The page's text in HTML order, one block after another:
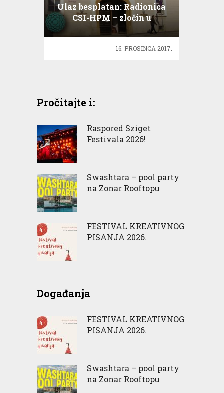
Ulaz besplatan: Radionica
CSI-HPM – zločin u
kokošinjcu
16. PROSINCA 2017.
Pročitajte i:
Raspored Sziget
Festivala 2026!
Swashtara – pool party
na Zonar Rooftopu
FESTIVAL KREATIVNOG
PISANJA 2026.
Događanja
FESTIVAL KREATIVNOG
PISANJA 2026.
Swashtara – pool party
na Zonar Rooftopu